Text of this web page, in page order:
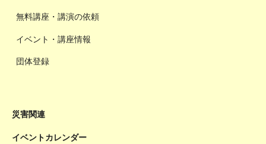
無料講座・講演の依頼
イベント・講座情報
団体登録
災害関連
イベントカレンダー